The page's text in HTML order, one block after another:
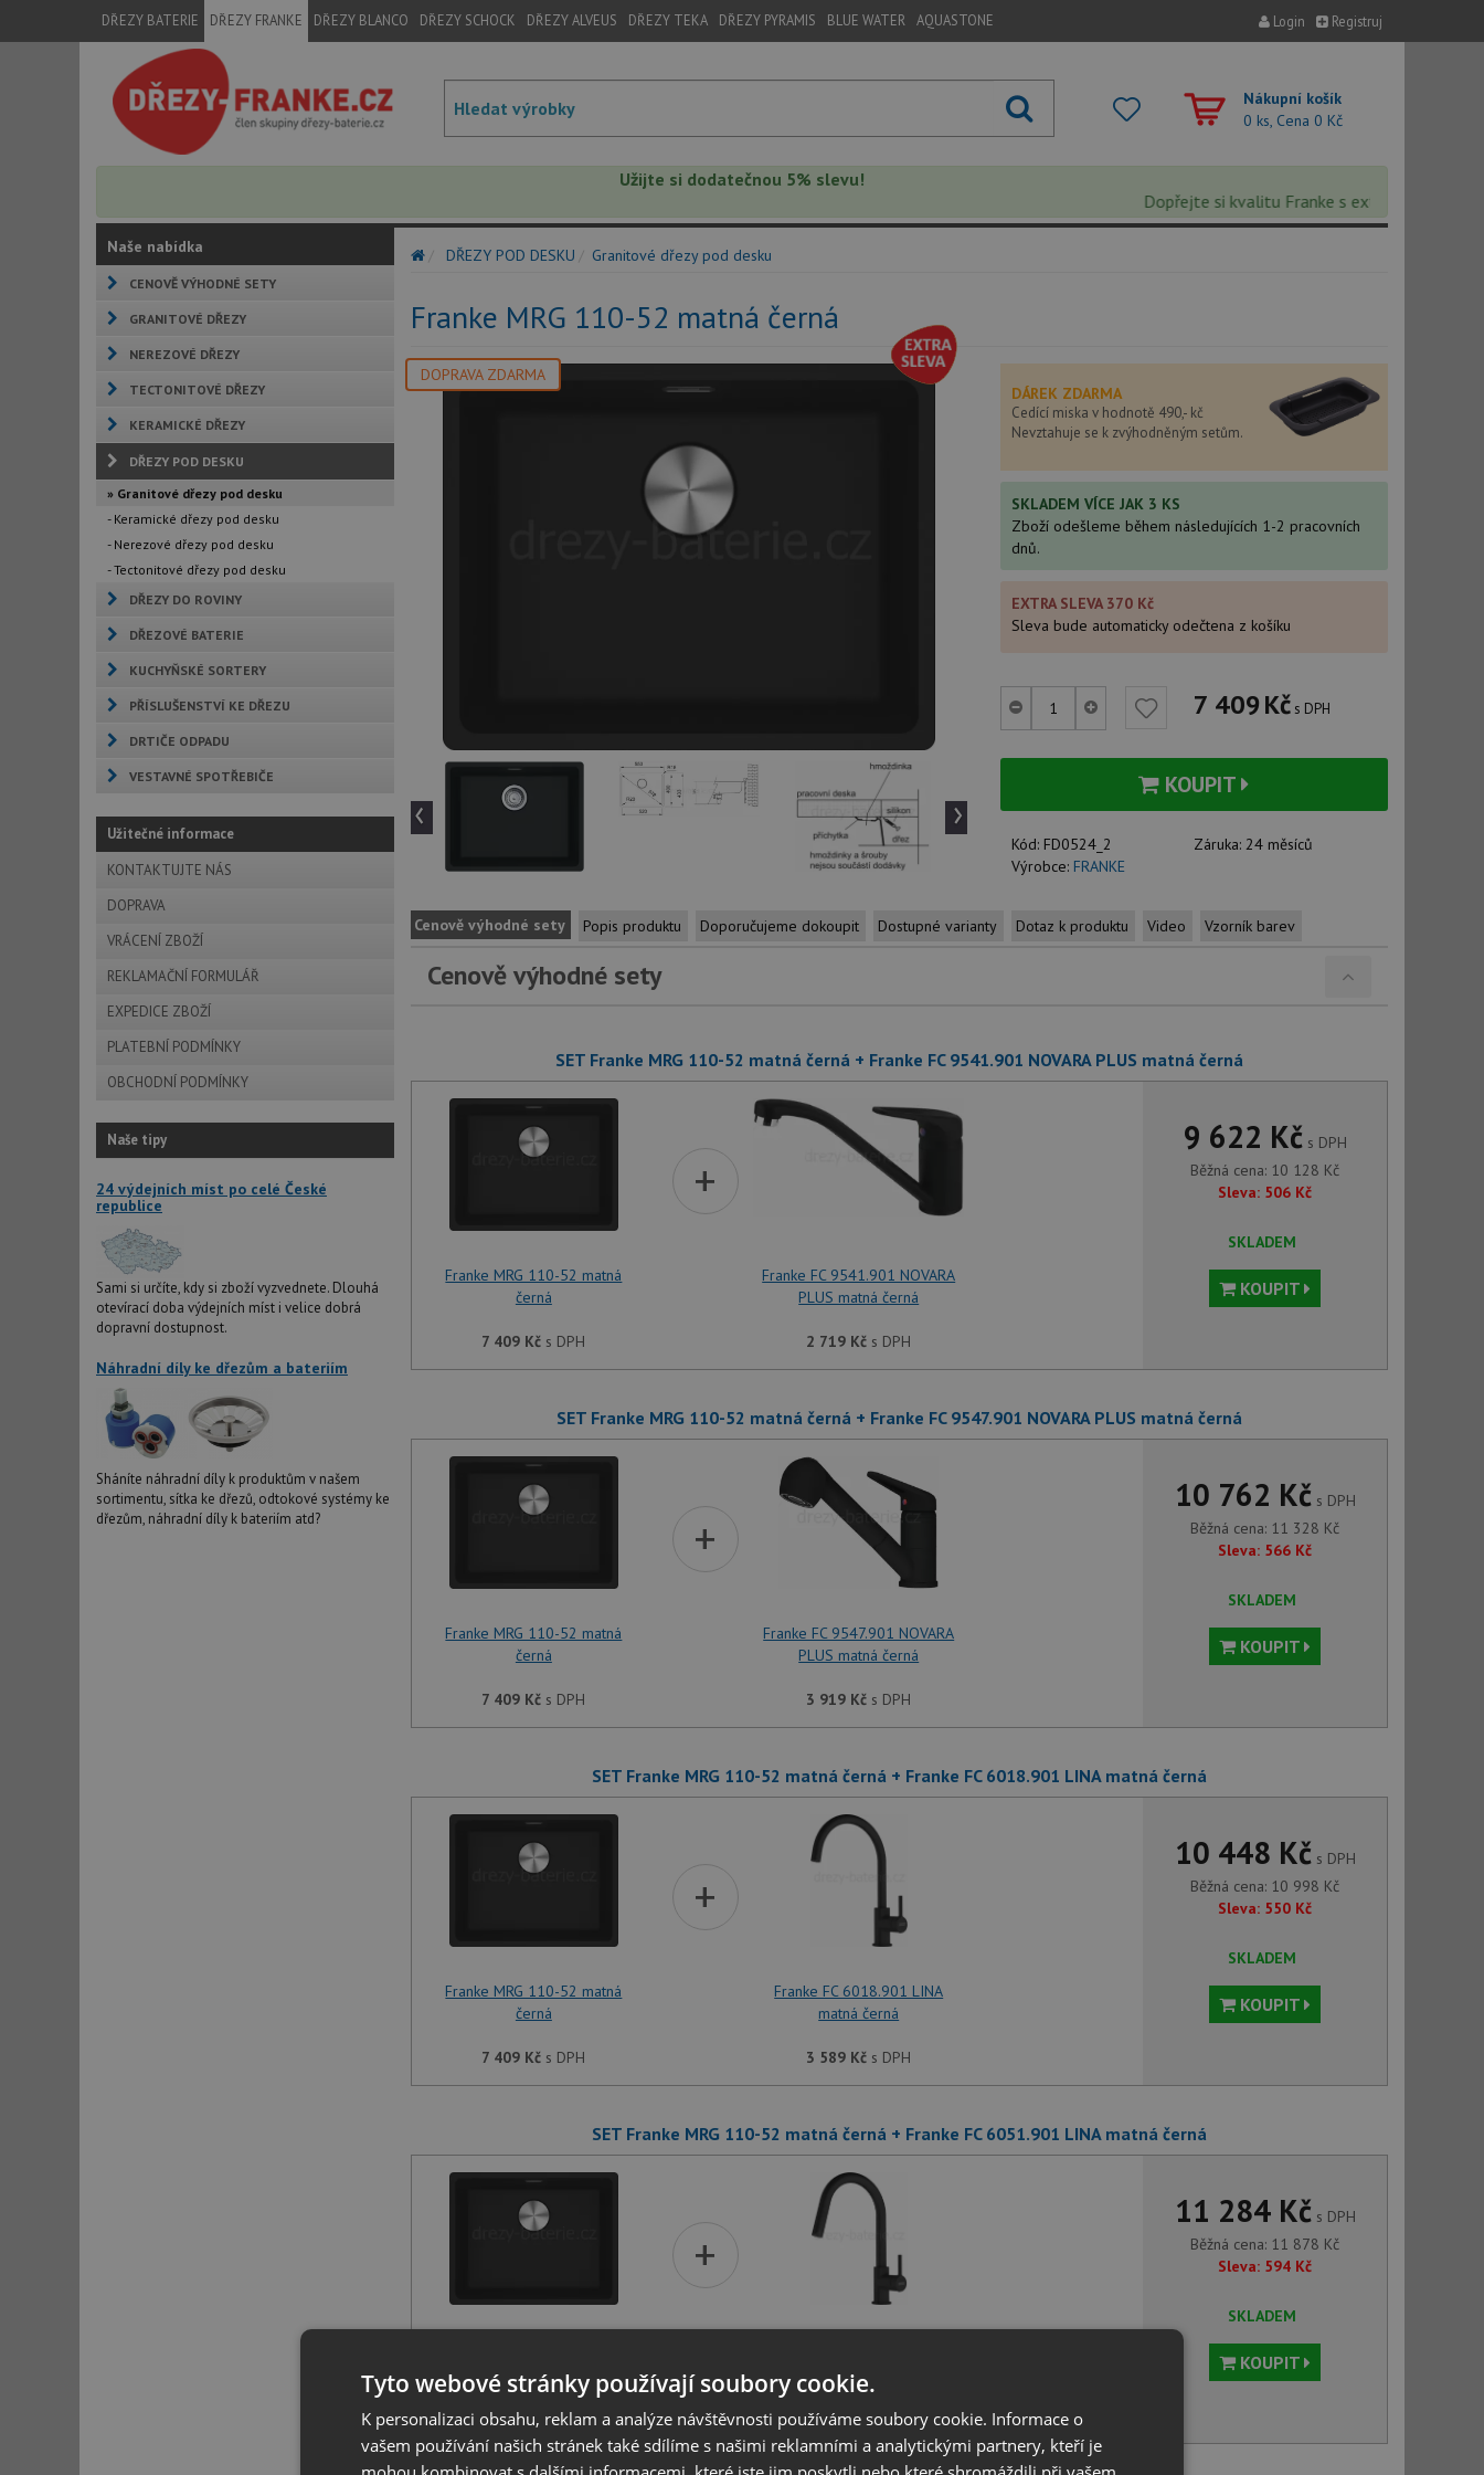
DŘEZY BATERIE DŘEZY FRANKE DŘEZY BLANCO DŘEZY SCHOCK DŘEZY ALVEUS DŘEZY TEKA DŘEZY PYRAMIS BLUE WATER AQUASTONE Login Registruj
Nákupní košík
0 ks, Cena 0 Kč
Užijte si dodatečnou 5% slevu!
Dopřejte si kvalitu Franke s extra 5% slevou –
Naše nabídka
CENOVĚ VÝHODNÉ SETY
GRANITOVÉ DŘEZY
NEREZOVÉ DŘEZY
TECTONITOVÉ DŘEZY
KERAMICKÉ DŘEZY
DŘEZY POD DESKU
» Granitové dřezy pod desku
- Keramické dřezy pod desku
- Nerezové dřezy pod desku
- Tectonitové dřezy pod desku
DŘEZY DO ROVINY
DŘEZOVÉ BATERIE
KUCHYŇSKÉ SORTERY
PŘÍSLUŠENSTVÍ KE DŘEZU
DRTIČE ODPADU
VESTAVNÉ SPOTŘEBIČE
Užitečné informace
KONTAKTUJTE NÁS
DOPRAVA
VRÁCENÍ ZBOŽÍ
REKLAMAČNÍ FORMULÁŘ
EXPEDICE ZBOŽÍ
PLATEBNÍ PODMÍNKY
OBCHODNÍ PODMÍNKY
Naše tipy
24 výdejních míst po celé České
republice
Sami si určíte, kdy si zboží vyzvednete. Dlouhá
otevírací doba výdejních míst i velice dobrá
dopravní dostupnost.
Náhradní díly ke dřezům a bateriím
Sháníte náhradní díly k produktům v našem
sortimentu, sítka ke dřezů, odtokové systémy ke
dřezům, náhradní díly k bateriím atd?
DŘEZY POD DESKU Granitové dřezy pod desku
Franke MRG 110-52 matná černá
DOPRAVA ZDARMA
‹ ›
DÁREK ZDARMA
Cedící miska v hodnotě 490,- kč
Nevztahuje se k zvýhodněným setům.
SKLADEM VÍCE JAK 3 KS
Zboží odešleme během následujících 1-2 pracovních
dnů.
EXTRA SLEVA 370 Kč
Sleva bude automaticky odečtena z košíku
7 409Kč s DPH
KOUPIT
Kód: FD0524_2 Záruka:24 měsíců
Výrobce: FRANKE
Cenově výhodné sety Popis produktu Doporučujeme dokoupit Dostupné varianty Dotaz k produktu Video Vzorník barev
Cenově výhodné sety
SET Franke MRG 110-52 matná černá + Franke FC 9541.901 NOVARA PLUS matná černá
Franke MRG 110-52 matná
černá
7 409 Kč s DPH
+
Franke FC 9541.901 NOVARA
PLUS matná černá
2 719 Kč s DPH
9 622 Kčs DPH
Běžná cena: 10 128 Kč
Sleva: 506 Kč
SKLADEM
KOUPIT
SET Franke MRG 110-52 matná černá + Franke FC 9547.901 NOVARA PLUS matná černá
Franke MRG 110-52 matná
černá
7 409 Kč s DPH
+
Franke FC 9547.901 NOVARA
PLUS matná černá
3 919 Kč s DPH
10 762 Kčs DPH
Běžná cena: 11 328 Kč
Sleva: 566 Kč
SKLADEM
KOUPIT
SET Franke MRG 110-52 matná černá + Franke FC 6018.901 LINA matná černá
Franke MRG 110-52 matná
černá
7 409 Kč s DPH
+
Franke FC 6018.901 LINA
matná černá
3 589 Kč s DPH
10 448 Kčs DPH
Běžná cena: 10 998 Kč
Sleva: 550 Kč
SKLADEM
KOUPIT
SET Franke MRG 110-52 matná černá + Franke FC 6051.901 LINA matná černá
černá
7 409 Kč s DPH
+
matná černá
4 469 Kčs DPH
11 284 Kčs DPH
Běžná cena: 11 878 Kč
Sleva: 594 Kč
SKLADEM
KOUPIT
Tyto webové stránky používají soubory cookie.
K personalizaci obsahu, reklam a analýze návštěvnosti používáme soubory cookie. Informace o
vašem používání našich stránek také sdílíme s našimi reklamními a analytickými partnery, kteří je